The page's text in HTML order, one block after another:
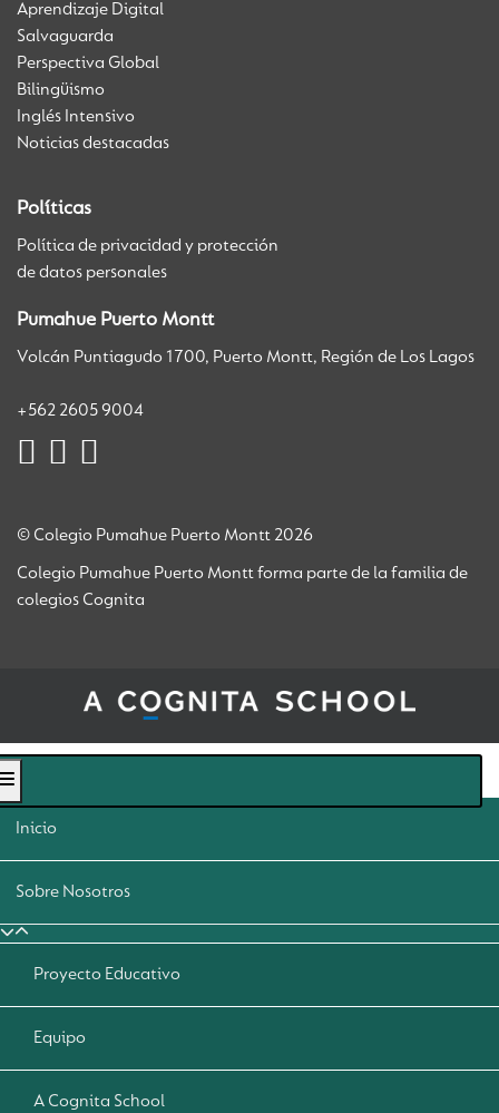
Aprendizaje Digital
Salvaguarda
Perspectiva Global
Bilingüismo
Inglés Intensivo
Noticias destacadas
Políticas
Política de privacidad y protección
de datos personales
Pumahue Puerto Montt
Volcán Puntiagudo 1700, Puerto Montt, Región de Los Lagos
+562 2605 9004
© Colegio Pumahue Puerto Montt 2026
Colegio Pumahue Puerto Montt forma parte de la familia de
colegios Cognita
Inicio
Sobre Nosotros
Proyecto Educativo
Equipo
A Cognita School